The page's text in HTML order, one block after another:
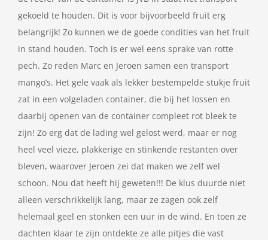
gekoeld te houden. Dit is voor bijvoorbeeld fruit erg
belangrijk! Zo kunnen we de goede condities van het fruit
in stand houden. Toch is er wel eens sprake van rotte
pech. Zo reden Marc en Jeroen samen een transport
mango’s. Het gele vaak als lekker bestempelde stukje fruit
zat in een volgeladen container, die bij het lossen en
daarbij openen van de container compleet rot bleek te
zijn! Zo erg dat de lading wel gelost werd, maar er nog
heel veel vieze, plakkerige en stinkende restanten over
bleven, waarover Jeroen zei dat maken we zelf wel
schoon. Nou dat heeft hij geweten!!! De klus duurde niet
alleen verschrikkelijk lang, maar ze zagen ook zelf
helemaal geel en stonken een uur in de wind. En toen ze
dachten klaar te zijn ontdekte ze alle pitjes die vast